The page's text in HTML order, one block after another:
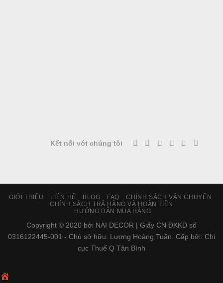
Kết nối với chúng tôi
GIỚI THIỆU LIÊN HỆ BLOG FAQ
CHÍNH SÁCH VẬN CHUYỂN
CHÍNH SÁCH TRẢ HÀNG VÀ HOÀN TIỀN
HƯỚNG DẪN MUA HÀNG
Copyright © 2020 bởi NAI DECOR | Giấy CN ĐKKD số
0316122445-001 - Chủ sở hữu: Lương Hoàng Tuấn. Cấp bởi: Chi
cục Thuế Q Tân Bình